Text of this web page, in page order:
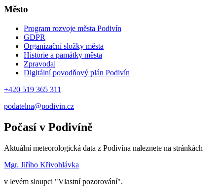
Město
Program rozvoje města Podivín
GDPR
Organizační složky města
Historie a památky města
Zpravodaj
Digitální povodňový plán Podivín
+420 519 365 311
podatelna@podivin.cz
Počasí v Podivíně
Aktuální meteorologická data z Podivína naleznete na stránkách
Mgr. Jiřího Křivohlávka
v levém sloupci "Vlastní pozorování".